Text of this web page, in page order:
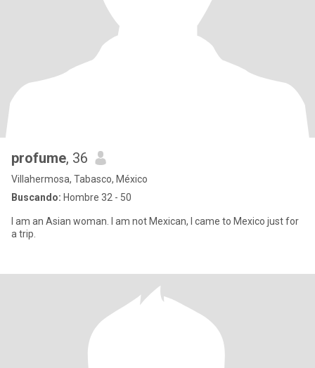
profume, 36
Villahermosa, Tabasco, México
Buscando: Hombre 32 - 50
I am an Asian woman. I am not Mexican, I came to Mexico just for
a trip.